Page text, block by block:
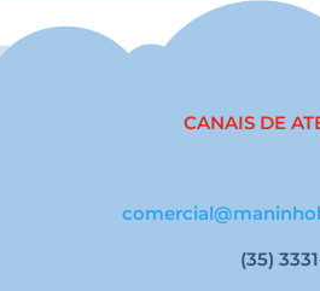
CANAIS DE
(35)